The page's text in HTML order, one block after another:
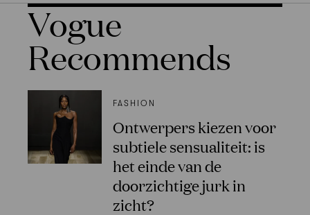
Vogue
Recommends
FASHION
Ontwerpers kiezen voor
subtiele sensualiteit: is
het einde van de
doorzichtige jurk in
zicht?